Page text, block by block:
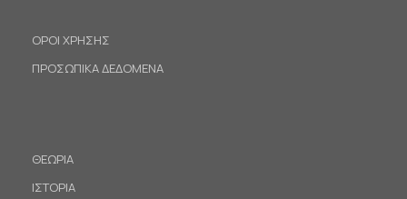
ΟΡΟΙ ΧΡΗΣΗΣ
ΠΡΟΣΩΠΙΚΑ ΔΕΔΟΜΕΝΑ
ΘΕΩΡΙΑ
ΙΣΤΟΡΙΑ